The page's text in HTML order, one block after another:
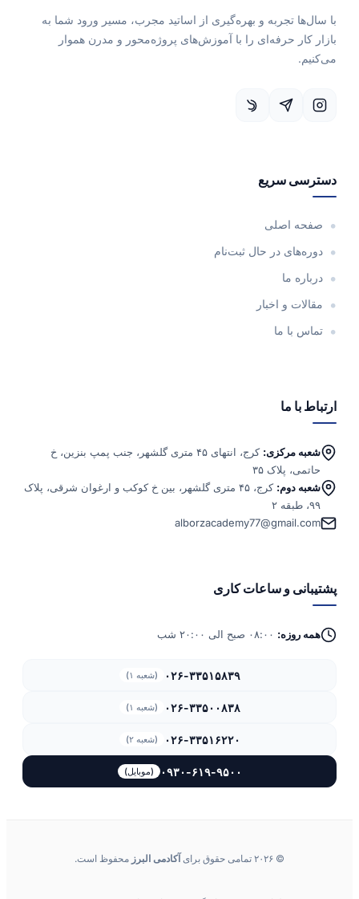
با سال‌ها تجربه و بهره‌گیری از اساتید مجرب، مسیر ورود شما به
بازار کار حرفه‌ای را با آموزش‌های پروژه‌محور و مدرن هموار
می‌کنیم.
دسترسی سریع
صفحه اصلی
دوره‌های در حال ثبت‌نام
درباره ما
مقالات و اخبار
تماس با ما
ارتباط با ما
شعبه مرکزی:
کرج، انتهای ۴۵ متری گلشهر، جنب پمپ بنزین، خ
حاتمی، پلاک ۳۵
شعبه دوم:
کرج، ۴۵ متری گلشهر، بین خ کوکب و ارغوان شرقی، پلاک
۹۹، طبقه ۲
alborzacademy77@gmail.com
پشتیبانی و ساعات کاری
همه روزه:
۰۲۶-۳۳۵۱۵۸۳۹ (شعبه ۱)
۰۲۶-۳۳۵۰۰۸۳۸ (شعبه ۱)
۰۲۶-۳۳۵۱۶۲۲۰ (شعبه ۲)
۰۹۳۰-۶۱۹-۹۵۰۰ (موبایل)
© ۲۰۲۶ تمامی حقوق برای آکادمی البرز محفوظ است.